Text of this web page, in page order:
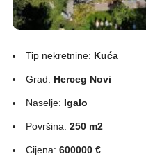
Tip nekretnine: Kuća
Grad: Herceg Novi
Naselje: Igalo
Površina:250 m2
Cijena:600000 €